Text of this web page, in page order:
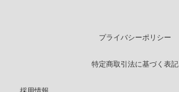
プライバシーポリシー
特定商取引法に基づく表記